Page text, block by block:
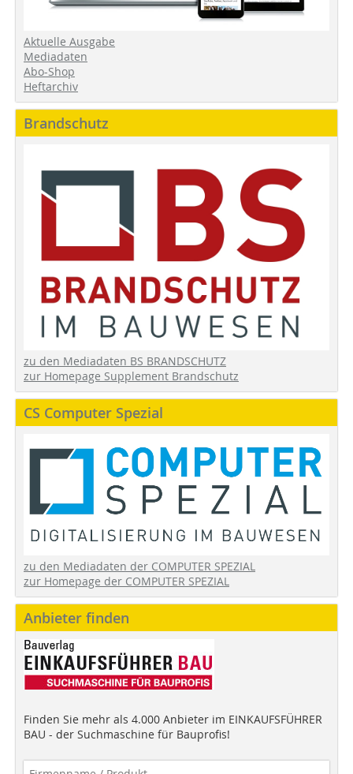
Aktuelle Ausgabe
Mediadaten
Abo-Shop
Heftarchiv
Brandschutz
zu den Mediadaten BS BRANDSCHUTZ
zur Homepage Supplement Brandschutz
CS Computer Spezial
zu den Mediadaten der COMPUTER SPEZIAL
zur Homepage der COMPUTER SPEZIAL
Anbieter finden
Finden Sie mehr als 4.000 Anbieter im EINKAUFSFÜHRER
BAU - der Suchmaschine für Bauprofis!